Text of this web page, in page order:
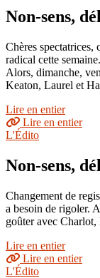
Non-sens,
Chères spectatrices,
radical cette
Alors, dimanche,
Keaton, Laurel et
Lire en entier
Lire en entier
L'Édito
Non-sens,
Changement de
a besoin de rigoler.
goûter avec
Lire en entier
Lire en entier
L'Édito